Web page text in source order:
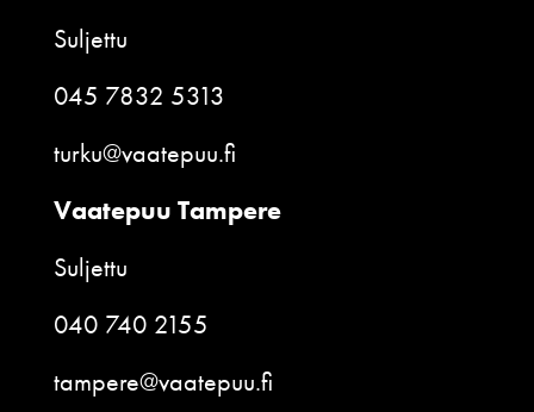
Suljettu
045 7832 5313
turku@vaatepuu.fi
Vaatepuu Tampere
Suljettu
040 740 2155
tampere@vaatepuu.fi